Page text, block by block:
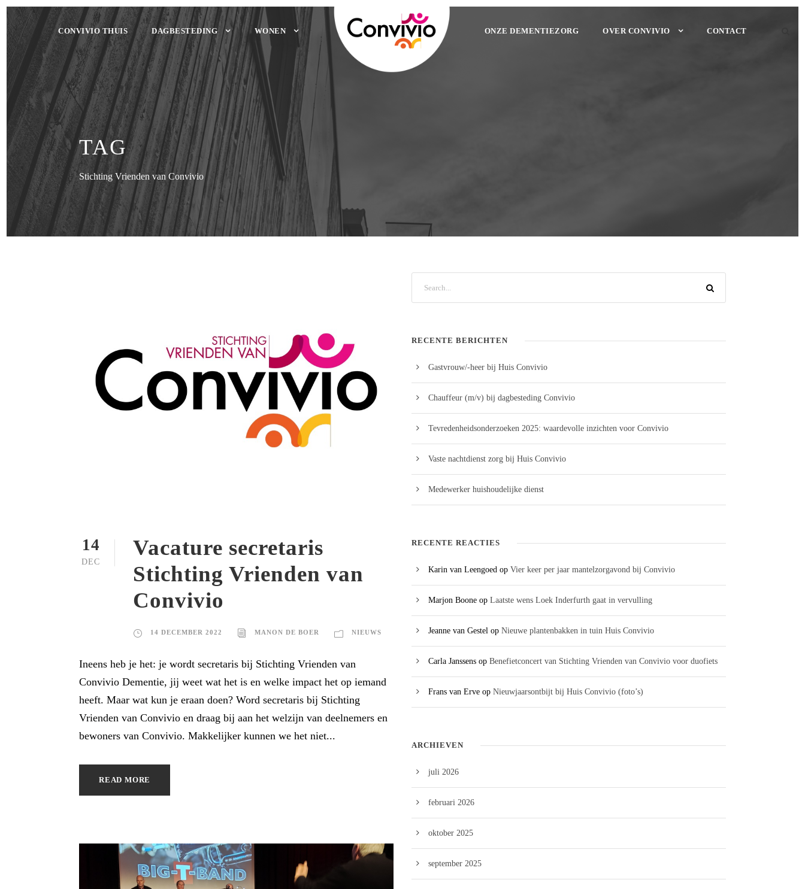
CONVIVIO THUIS DAGBESTEDING WONEN ONZE DEMENTIEZORG OVER CONVIVIO CONTACT
TAG
Stichting Vrienden van Convivio
14
DEC
Vacature secretaris
Stichting Vrienden van
Convivio
14 DECEMBER 2022 MANON DE BOER NIEUWS
Ineens heb je het: je wordt secretaris bij Stichting Vrienden van
Convivio Dementie, jij weet wat het is en welke impact het op iemand
heeft. Maar wat kun je eraan doen? Word secretaris bij Stichting
Vrienden van Convivio en draag bij aan het welzijn van deelnemers en
bewoners van Convivio. Makkelijker kunnen we het niet...
READ MORE
RECENTE BERICHTEN
Gastvrouw/-heer bij Huis Convivio
Chauffeur (m/v) bij dagbesteding Convivio
Tevredenheidsonderzoeken 2025: waardevolle inzichten voor Convivio
Vaste nachtdienst zorg bij Huis Convivio
Medewerker huishoudelijke dienst
RECENTE REACTIES
Karin van Leengoed op Vier keer per jaar mantelzorgavond bij Convivio
Marjon Boone op Laatste wens Loek Inderfurth gaat in vervulling
Jeanne van Gestel op Nieuwe plantenbakken in tuin Huis Convivio
Carla Janssens op Benefietconcert van Stichting Vrienden van Convivio voor duofiets
Frans van Erve op Nieuwjaarsontbijt bij Huis Convivio (foto’s)
ARCHIEVEN
juli 2026
februari 2026
oktober 2025
september 2025